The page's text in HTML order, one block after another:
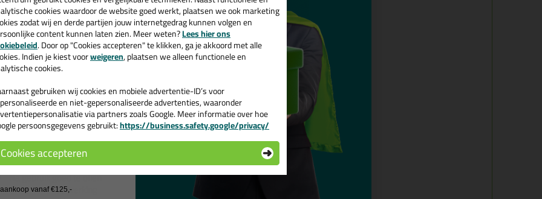
op: niet alle kleuren zijn beschikbaar in de 750ml variant,bekijk hier de andere varianten
Verkrijgbaar in diverse actuele kleuren
Goed overschilderbaar met zowel oplosmiddel als watergedragen verfsystemen
Na gebruik goed te oliën
Grote vullende werking
cookies waardoor de website goed werkt, plaatsen we ook marketing
zodat wij en derde partijen jouw internetgedrag kunnen volgen en
content kunnen laten zien. Meer weten?Lees hier ons
. Door op "Cookies accepteren" te klikken, ga je akkoord met alle
Indien je kiest voorweigeren, plaatsen we alleen functionele en
cookies.
gebruiken wij cookies en mobiele advertentie-ID’s voor
en niet-gepersonaliseerde advertenties, waaronder
via partners zoals Google. Meer informatie over hoe
persoonsgegevens gebruikt:https://business.safety.google/privacy/
Cookies accepteren
💚
en ontvang een
€35,-bij je eerste bestelling!
de actiecode ›
geen cadeau
vanaf €125,-